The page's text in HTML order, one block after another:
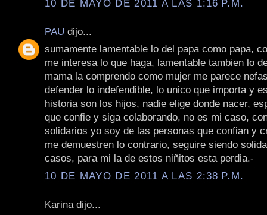
10 DE MAYO DE 2011 A LAS 1:16 P.M.
PAU dijo...
sumamente lamentable lo del papa como papa,
me interesa lo que haga, lamentable tambien lo
mama la comprendo como mujer me parece
defender lo indefendible, lo unico que importa y
historia son los hijos, nadie elige donde nacer,
que confie y siga colaborando, no es mi caso,
solidarios yo soy de las personas que confian y
me demuestren lo contrario, seguire siendo
casos, para mi la de estos niñitos esta perdia.-
10 DE MAYO DE 2011 A LAS 2:38 P.M.
Karina dijo...